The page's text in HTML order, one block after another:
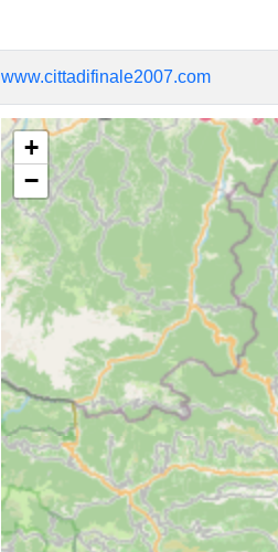
www.cittadifinale2007.com
+
−